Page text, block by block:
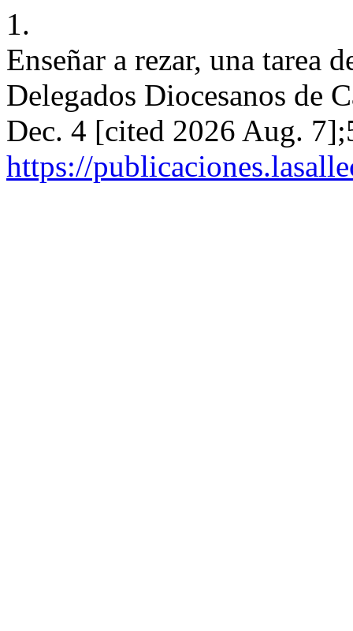
1.
Enseñar a rezar, una tarea
Delegados Diocesanos de
Dec. 4 [cited 2026 Aug.
https://